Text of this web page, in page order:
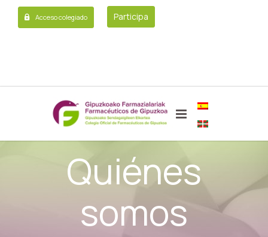
Acceso colegiado Participa
Quiénes
somos